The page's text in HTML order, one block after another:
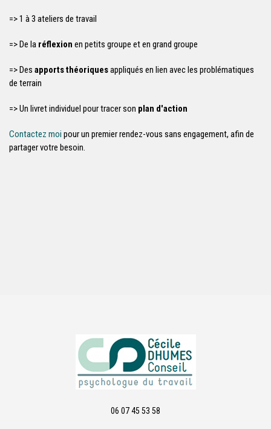
=> 1 à 3 ateliers de travail
=> De la réflexion en petits groupe et en grand groupe
=> Des apports théoriquesappliqués en lien avec les problématiques
de terrain
=> Un livret individuel pour tracer son plan d'action
Contactez moi pour un premier rendez-vous sans engagement, afin de
partager votre besoin.
06 07 45 53 58